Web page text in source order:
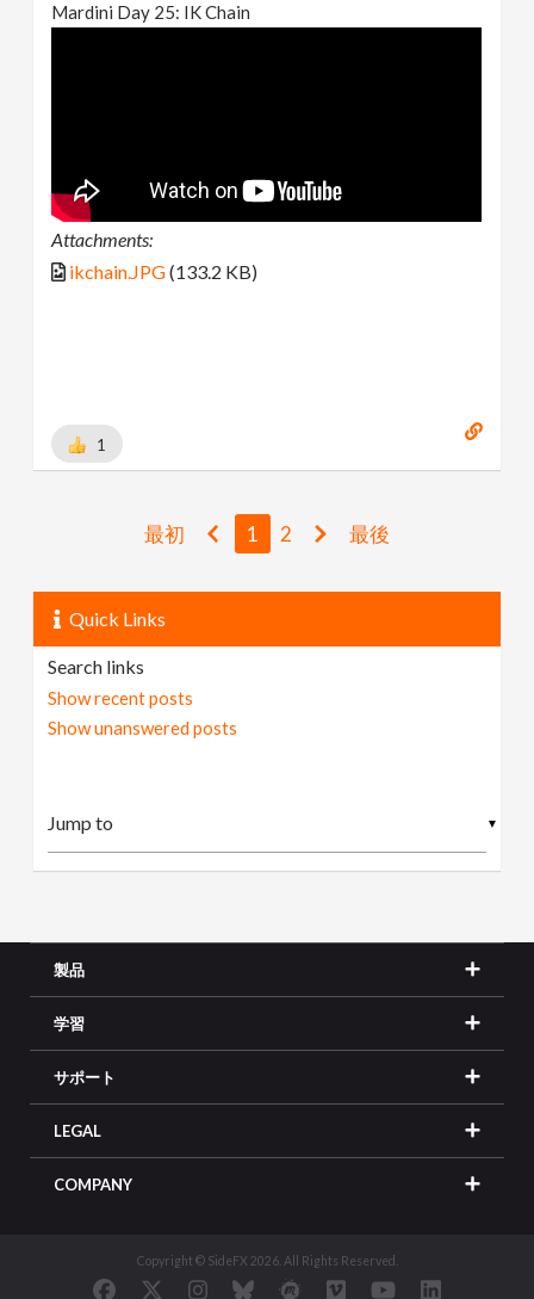
Mardini Day 25: IK Chain
Attachments:
ikchain.JPG(133.2 KB)
1
最初 1 2 最後
Quick Links
Search links
Show recent posts
Show unanswered posts
▼
製品
学習
サポート
LEGAL
COMPANY
Copyright © SideFX 2026. All Rights Reserved.